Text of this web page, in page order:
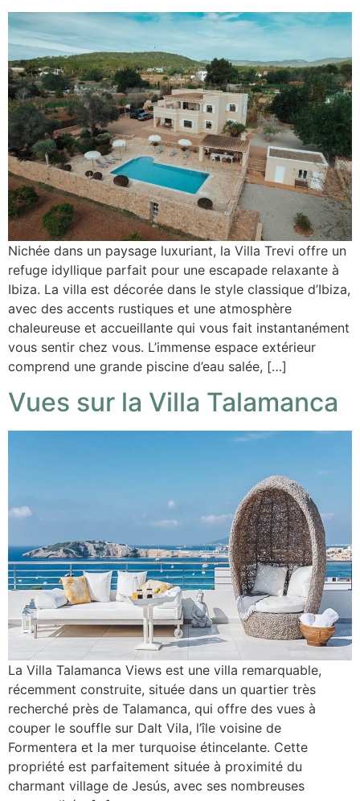
Nichée dans un paysage luxuriant, la Villa Trevi offre un
refuge idyllique parfait pour une escapade relaxante à
Ibiza. La villa est décorée dans le style classique d’Ibiza,
avec des accents rustiques et une atmosphère
chaleureuse et accueillante qui vous fait instantanément
vous sentir chez vous. L’immense espace extérieur
comprend une grande piscine d’eau salée, […]
Vues sur la Villa Talamanca
La Villa Talamanca Views est une villa remarquable,
récemment construite, située dans un quartier très
recherché près de Talamanca, qui offre des vues à
couper le souffle sur Dalt Vila, l’île voisine de
Formentera et la mer turquoise étincelante. Cette
propriété est parfaitement située à proximité du
charmant village de Jesús, avec ses nombreuses